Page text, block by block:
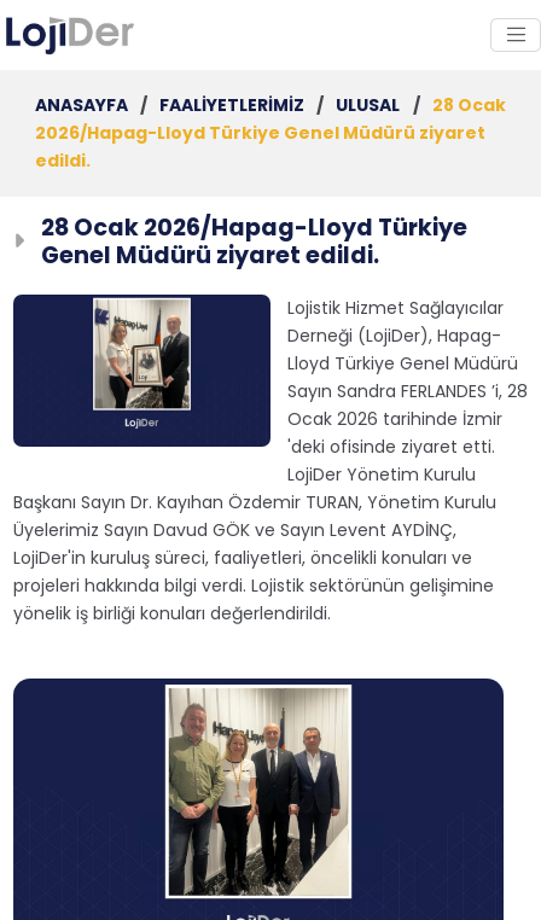
ANASAYFA / FAALİYETLERİMİZ / ULUSAL / 28 Ocak
2026/Hapag-Lloyd Türkiye Genel Müdürü ziyaret
edildi.
28 Ocak 2026/Hapag-Lloyd Türkiye
Genel Müdürü ziyaret edildi.
Lojistik Hizmet Sağlayıcılar
Derneği (LojiDer), Hapag-
Lloyd Türkiye Genel Müdürü
Sayın Sandra FERLANDES ’i, 28
Ocak 2026 tarihinde İzmir
'deki ofisinde ziyaret etti.
LojiDer Yönetim Kurulu
Başkanı Sayın Dr. Kayıhan Özdemir TURAN, Yönetim Kurulu
Üyelerimiz Sayın Davud GÖK ve Sayın Levent AYDİNÇ,
LojiDer'in kuruluş süreci, faaliyetleri, öncelikli konuları ve
projeleri hakkında bilgi verdi. Lojistik sektörünün gelişimine
yönelik iş birliği konuları değerlendirildi.